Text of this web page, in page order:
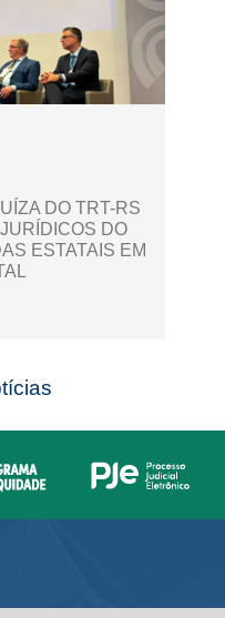
DO TRT-RS
DO
ESTATAIS EM